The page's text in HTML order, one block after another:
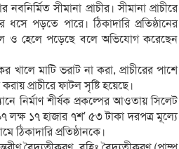
সীমানা প্রাচীর। সীমানা প্রাচীরে
পড়তে পারে। ঠিকাদারি প্রতিষ্ঠানের
ও হেলে পড়েছে বলে অভিযোগ করেছেন
খালে মাটি ভরাট না করা, প্রাচীরের পাশে
প্রাচীরে ফাটল সৃষ্টি হয়েছে।
নির্মাণ শীর্ষক প্রকল্পের আওতায় সিলেট
লক্ষ ১৭ হাজার ৭শ’ ৫৩ টাকা দরপত্র মূল্যে
ঠিকাদারি প্রতিষ্ঠানকে।